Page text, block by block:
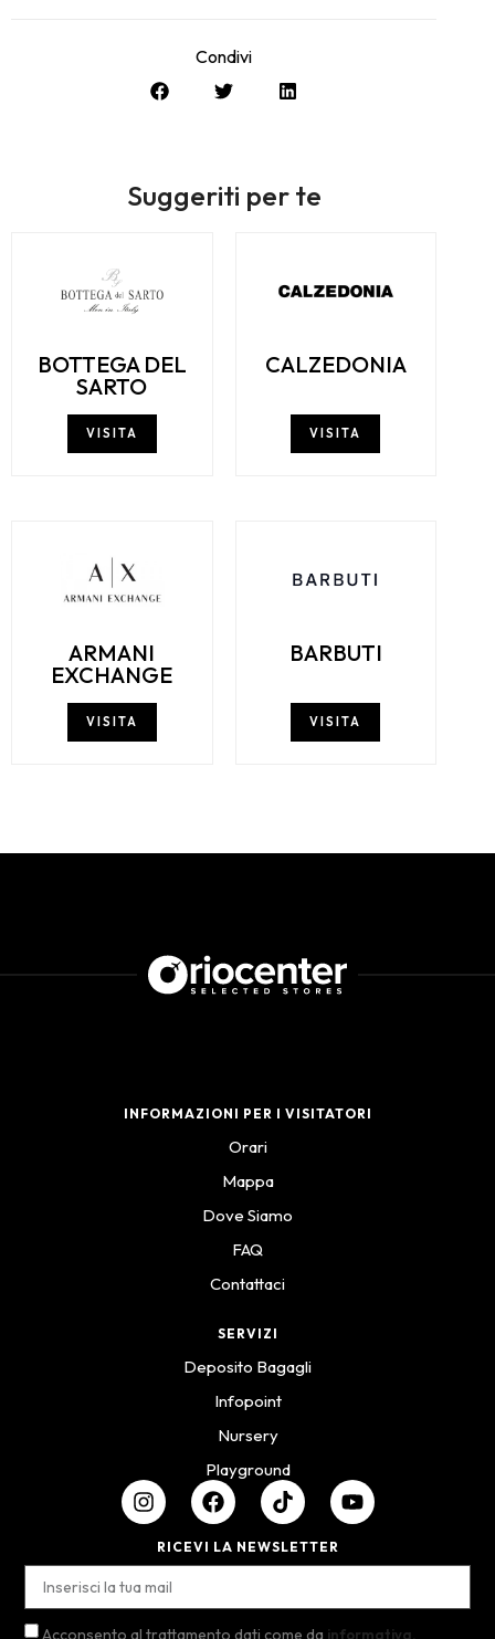
Condivi
Suggeriti per te
BOTTEGA DEL
SARTO
VISITA
CALZEDONIA
VISITA
ARMANI
EXCHANGE
VISITA
BARBUTI
VISITA
INFORMAZIONI PER I VISITATORI
Orari
Mappa
Dove Siamo
FAQ
Contattaci
SERVIZI
Deposito Bagagli
Infopoint
Nursery
Playground
RICEVI LA NEWSLETTER
Acconsento al trattamento dati come da informativa.